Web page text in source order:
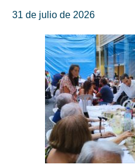
31 de julio de 2026